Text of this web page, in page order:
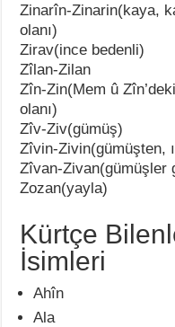
Zinarîn-Zinarin(kaya,
olanı)
Zirav(ince bedenli)
Zîlan-Zilan
Zîn-Zin(Mem û
olanı)
Zîv-Ziv(gümüş)
Zîvin-Zivin(gümüşten,
Zîvan-Zivan(gümüşler
Zozan(yayla)
Kürtçe
İsimleri
Ahîn
Ala